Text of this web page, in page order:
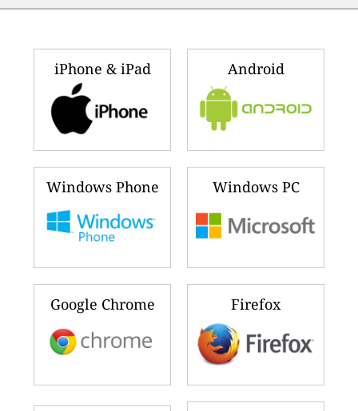
iPhone & iPad Android
Windows Phone Windows PC
Google Chrome Firefox